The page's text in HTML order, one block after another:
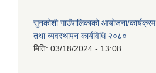
सुनकोशी गाउँपालिकाको आयोजना/
तथा व्यवस्थापन कार्यविधि २०८०
मिति: 03/18/2024 - 13:08